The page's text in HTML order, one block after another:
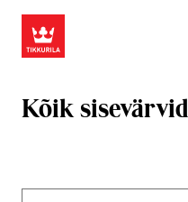
Kõik sisevärvid